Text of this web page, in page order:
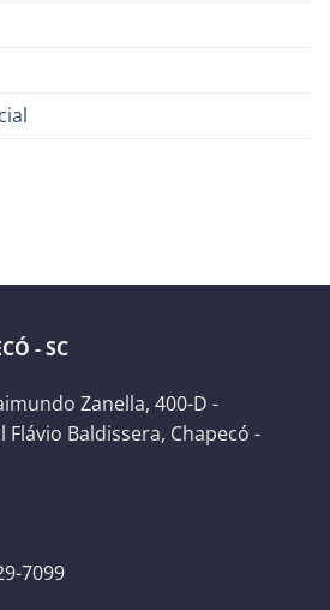
- SC
Zanella, 400-D -
Baldissera, Chapecó -
7099